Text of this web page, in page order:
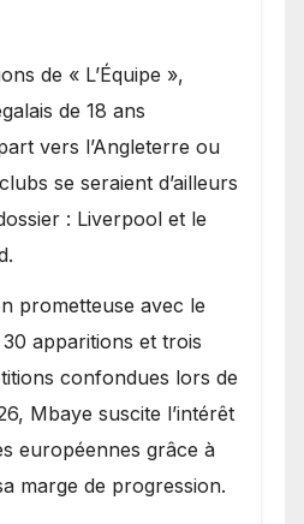
de « L’Équipe »,
de 18 ans
vers l’Angleterre ou
se seraient d’ailleurs
: Liverpool et le
prometteuse avec le
apparitions et trois
confondues lors de
Mbaye suscite l’intérêt
européennes grâce à
marge de progression.